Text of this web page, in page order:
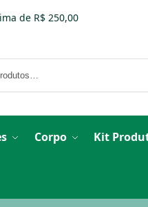
de R$ 250,00
Corpo Kit